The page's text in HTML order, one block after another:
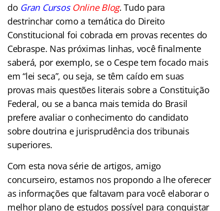
do Gran Cursos Online Blog. Tudo para
destrinchar como a temática do Direito
Constitucional foi cobrada em provas recentes do
Cebraspe. Nas próximas linhas, você finalmente
saberá, por exemplo, se o Cespe tem focado mais
em “lei seca”, ou seja, se têm caído em suas
provas mais questões literais sobre a Constituição
Federal, ou se a banca mais temida do Brasil
prefere avaliar o conhecimento do candidato
sobre doutrina e jurisprudência dos tribunais
superiores.
Com esta nova série de artigos, amigo
concurseiro, estamos nos propondo a lhe oferecer
as informações que faltavam para você elaborar o
melhor plano de estudos possível para conquistar